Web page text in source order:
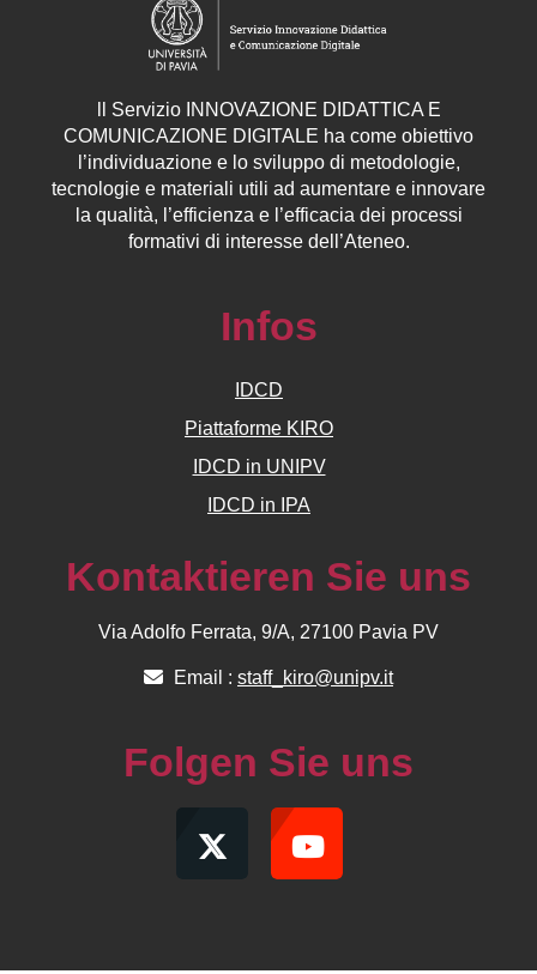
Servizio INNOVAZIONE DIDATTICA E
COMUNICAZIONE DIGITALE ha come obiettivo
l’individuazione e lo sviluppo di metodologie,
tecnologie e materiali utili ad aumentare e innovare
la qualità, l’efficienza e l’efficacia dei processi
formativi di interesse dell’Ateneo.
Infos
IDCD
Piattaforme KIRO
IDCD in UNIPV
IDCD in IPA
Kontaktieren Sie uns
Via Adolfo Ferrata, 9/A, 27100 Pavia PV
Email : staff_kiro@unipv.it
Folgen Sie uns